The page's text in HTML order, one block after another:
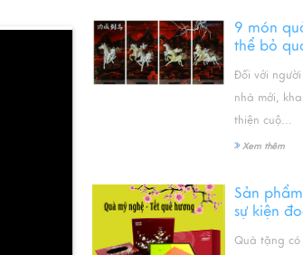
9 món
thể bỏ
Đối với
nhà mới,
thiện cuộ...
Xem thêm
Sản
sự kiện
Quà tặng